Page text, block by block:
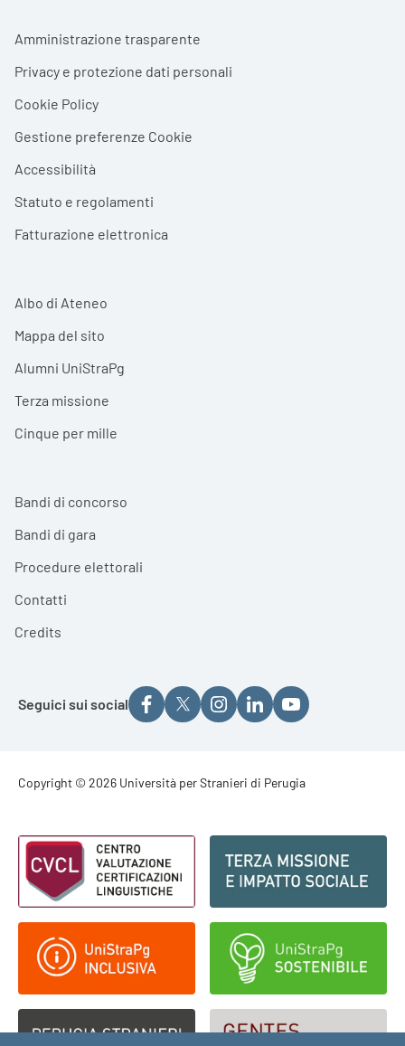
Footer menu
Amministrazione trasparente
Privacy e protezione dati personali
Cookie Policy
Gestione preferenze Cookie
Accessibilità
Statuto e regolamenti
Fatturazione elettronica
Albo di Ateneo
Mappa del sito
Alumni UniStraPg
Terza missione
Cinque per mille
Bandi di concorso
Bandi di gara
Procedure elettorali
Contatti
Credits
Seguici sui social
Footer - Copyright
Copyright © 2026 Università per Stranieri di Perugia
Footer - Loghi